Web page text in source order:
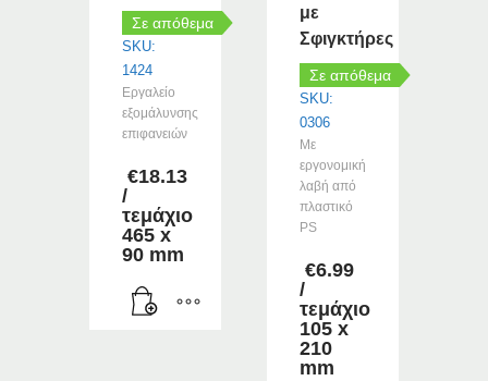
Σε απόθεμα
SKU:
1424
Εργαλείο
εξομάλυνσης
επιφανειών
€18.13
/
τεμάχιο
465 x
90 mm
με
Σφιγκτήρες
Σε απόθεμα
SKU:
0306
Με
εργονομική
λαβή από
πλαστικό
PS
€6.99
/
τεμάχιο
105 x
210
mm